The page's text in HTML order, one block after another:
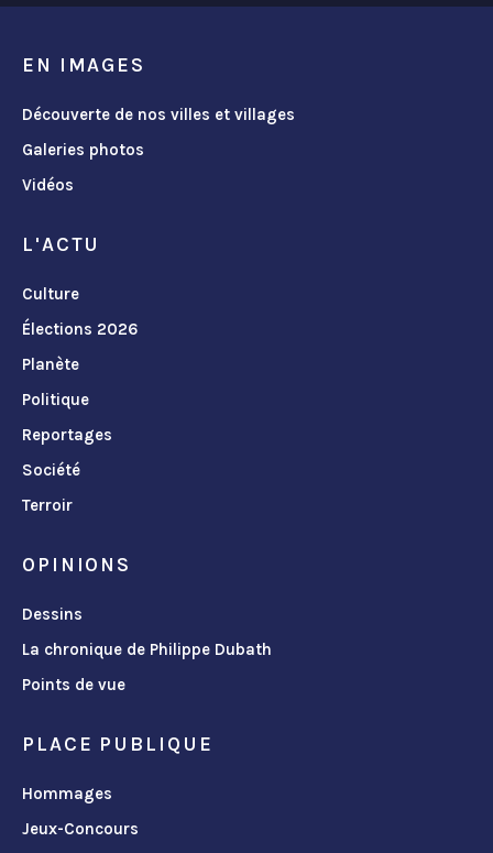
EN IMAGES
Découverte de nos villes et villages
Galeries photos
Vidéos
L'ACTU
Culture
Élections 2026
Planète
Politique
Reportages
Société
Terroir
OPINIONS
Dessins
La chronique de Philippe Dubath
Points de vue
PLACE PUBLIQUE
Hommages
Jeux-Concours